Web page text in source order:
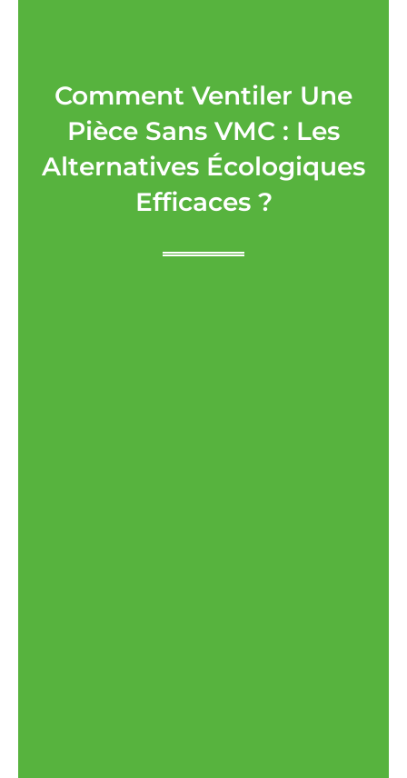
Comment Ventiler Une
Pièce Sans VMC : Les
Alternatives Écologiques
Efficaces ?